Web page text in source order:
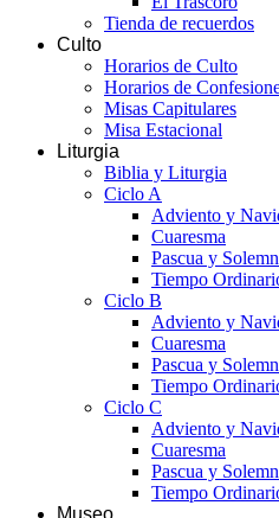
Tienda de recuerdos
Culto
Horarios de Culto
Horarios de
Misas Capitulares
Misa Estacional
Liturgia
Biblia y Liturgia
Ciclo A
Adviento y
Cuaresma
Pascua y
Tiempo
Ciclo B
Adviento y
Cuaresma
Pascua y
Tiempo
Ciclo C
Adviento y
Cuaresma
Pascua y
Tiempo